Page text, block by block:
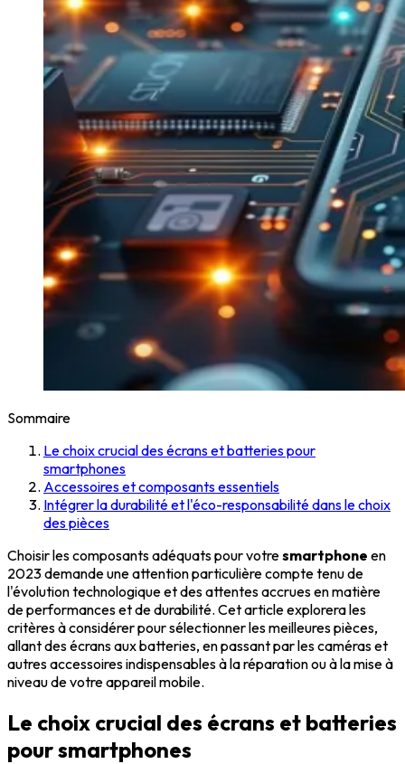
Sommaire
Le choix crucial des écrans et batteries pour
smartphones
Accessoires et composants essentiels
Intégrer la durabilité et l'éco-responsabilité dans le choix
des pièces
Choisir les composants adéquats pour votresmartphone en
2023 demande une attention particulière compte tenu de
l'évolution technologique et des attentes accrues en matière
de performances et de durabilité. Cet article explorera les
critères à considérer pour sélectionner les meilleures pièces,
allant des écrans aux batteries, en passant par les caméras et
autres accessoires indispensables à la réparation ou à la mise à
niveau de votre appareil mobile.
Le choix crucial des écrans et batteries
pour smartphones